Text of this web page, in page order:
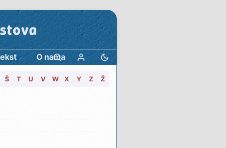
O nama
Š T U V W X Y Z Ž